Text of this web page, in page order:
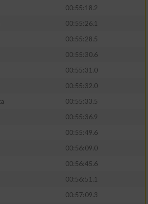
00:55:18.2
00:55:26.1
00:55:28.5
00:55:30.6
00:55:31.0
00:55:32.0
00:55:33.5
00:55:36.9
00:55:49.6
00:56:09.0
00:56:45.6
00:56:51.1
00:57:09.3